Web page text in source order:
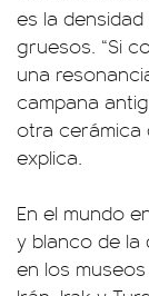
es la
gruesos. “Si
una
campana
otra cerámica
explica.
En el mundo
y blanco de la
en los